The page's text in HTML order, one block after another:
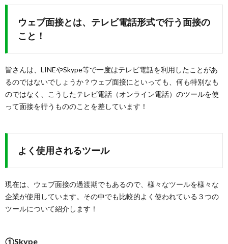
ウェブ面接とは、テレビ電話形式で行う面接の
こと！
皆さんは、LINEやSkype等で一度はテレビ電話を利用したことがあ
るのではないでしょうか？ウェブ面接にといっても、何も特別なも
のではなく、こうしたテレビ電話（オンライン電話）のツールを使
って面接を行うもののことを差しています！
よく使用されるツール
現在は、ウェブ面接の過渡期でもあるので、様々なツールを様々な
企業が使用しています。その中でも比較的よく使われている３つの
ツールについて紹介します！
①Skype